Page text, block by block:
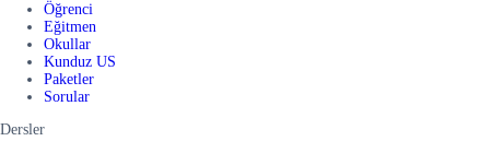
Öğrenci
Eğitmen
Okullar
Kunduz US
Paketler
Sorular
Dersler